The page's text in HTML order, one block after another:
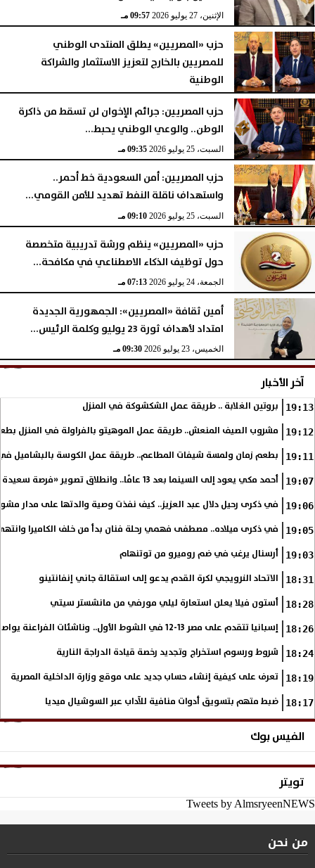
الإثنين، 27 يوليو 2026 09:57 مـ
حزب «المصريين» يطلق المنتدى الوطني
للمصريين بالخارج لتعزيز الاستثمار والشراكة
الوطنية
الأحد، 26 يوليو 2026 08:42 مـ
حزب المصريين: جرائم الإخوان لن تسقط من ذاكرة
الوطن.. والوعي الوطني يحبط...
السبت، 25 يوليو 2026 09:35 مـ
حزب المصريين: أمن السعودية خط أحمر..
واستهداف ناقلة النفط تهديد للأمن القومي...
السبت، 25 يوليو 2026 09:10 مـ
حزب «المصريين» ينظم ورشة تدريبية متخصصة
حول توظيف الذكاء الاصطناعي في مكافحة...
الجمعة، 24 يوليو 2026 07:13 مـ
أمين ثقافة «المصريين»: الجمهورية الجديدة
امتداد لأهداف ثورة 23 يوليو وكلمة الرئيس...
الخميس، 23 يوليو 2026 09:30 مـ
آخر الأخبار
19:13 بروتين الغلابة .. طريقة عمل الشكشوكة في المنزل
19:12 مشروب الصيف المنعش.. طريقة عمل الموهيتو بالفراولة في المنزل
19:11 بطعم زمان ولمسة شيفات المطاعم.. طريقة عمل الكوسة بالبشاميل
19:07 أحمد مكي يعود إلى السينما بعد 13 عامًا.. وانطلاق تصوير «فرصة سعيدة»
19:06 في ذكرى رحيل دلال عبد العزيز.. كيف نفذت وصية والدتها على مدار
19:05 في ذكرى ميلاده.. مصطفى فهمي رحلة فنان بدأ من خلف الكاميرا وانتهى
19:03 أرسنال يرغب في ضم روميرو من توتنهام
18:31 الاتحاد النرويجي لكرة القدم يدعو إلى استقالة جاني إنفانتينو
18:28 أستون فيلا يعلن استعارة ليلي مورفي من مانشستر سيتي
18:26 إسبانيا تتقدم على مصر 13-12 في الشوط الأول.. وناشئات الفراعنة يواصلن حلم بلوغ نهائي مونديال اليد
18:24 شروط ورسوم استخراج وتجديد رخصة قيادة الدراجة النارية
18:19 تعرف على كيفية إنشاء حساب جديد على موقع وزارة الداخلية المصرية
18:17 ضبط متهم بتسويق أدوات منافية للآداب عبر السوشيال ميديا
الفيس بوك
تويتر
Tweets by AlmsryeenNEWS
من نحن